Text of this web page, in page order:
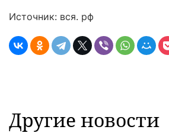
Источник: вся. рф
Другие новости